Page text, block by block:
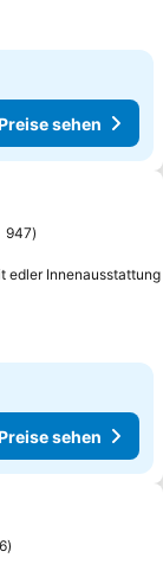
sehen
947
edler Innenausstattung
sehen